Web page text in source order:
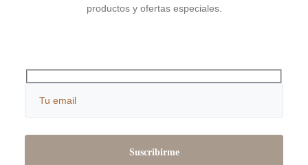
productos y ofertas especiales.